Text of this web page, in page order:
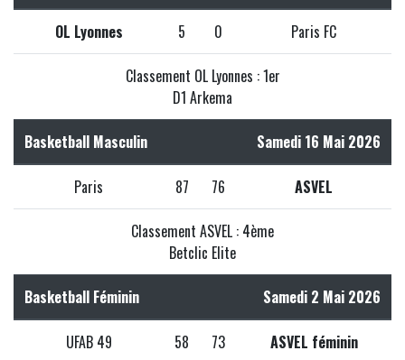
OL Lyonnes 5 0 Paris FC
Classement OL Lyonnes : 1er
D1 Arkema
Basketball Masculin Samedi 16 Mai 2026
Paris 87 76 ASVEL
Classement ASVEL : 4ème
Betclic Elite
Basketball Féminin Samedi 2 Mai 2026
UFAB 49 58 73 ASVEL féminin